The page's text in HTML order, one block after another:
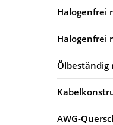
Halogenfrei
Halogenfrei
Ölbeständig
AWG-